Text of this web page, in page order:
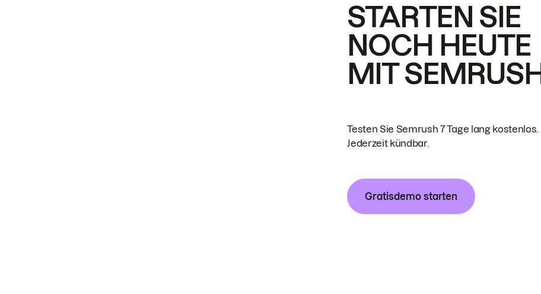
STARTEN SIE
NOCH HEUTE
MIT
Testen Sie Semrush 7 Tage lang kostenlos.
Jederzeit kündbar.
Gratisdemo starten